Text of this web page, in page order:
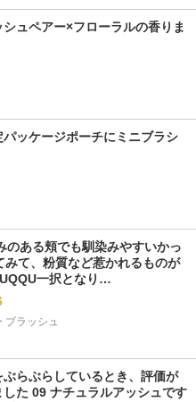
ュペアー×フローラルの香りま
パッケージポーチにミニブラシ
のある頬でも馴染みやすいかっ
みて、粉質など惹かれるものが
一択となり…
ブラッシュ
らぶらしているとき、評価が
した 09 ナチュラルアッシュです